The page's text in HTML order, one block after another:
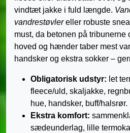
vindtæt jakke i fuld længde.
vandrestøvlereller robuste
must, da betonen på tribunerne
hoved og hænder taber mest
handsker og ekstra sokker –
Obligatorisk udstyr: let
fleece/uld, skaljakke,
hue, handsker, buff/halsrør.
Ekstra komfort:
sædeunderlag, lille